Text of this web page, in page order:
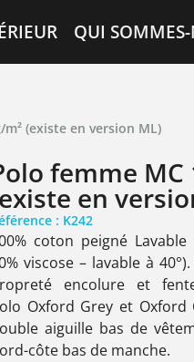
QUI
(existe en version ML)
femme MC
en
: K242
coton peigné
viscose – lavable à
encolure et
Oxford Grey et
aiguille bas de
côte bas de manche.